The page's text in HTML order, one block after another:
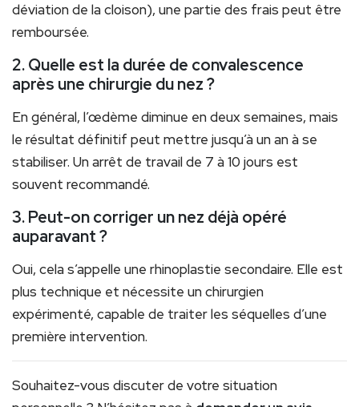
déviation de la cloison), une partie des frais peut être
remboursée.
2. Quelle est la durée de convalescence
après une chirurgie du nez ?
En général, l’œdème diminue en deux semaines, mais
le résultat définitif peut mettre jusqu’à un an à se
stabiliser. Un arrêt de travail de 7 à 10 jours est
souvent recommandé.
3. Peut-on corriger un nez déjà opéré
auparavant ?
Oui, cela s’appelle une rhinoplastie secondaire. Elle est
plus technique et nécessite un chirurgien
expérimenté, capable de traiter les séquelles d’une
première intervention.
Souhaitez-vous discuter de votre situation